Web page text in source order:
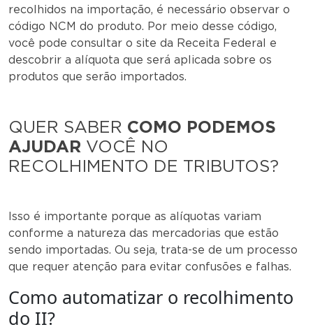
recolhidos na importação, é necessário observar o
código NCM do produto. Por meio desse código,
você pode consultar o site da Receita Federal e
descobrir a alíquota que será aplicada sobre os
produtos que serão importados.
QUER SABER COMO PODEMOS
AJUDAR VOCÊ NO
RECOLHIMENTO DE TRIBUTOS?
Isso é importante porque as alíquotas variam
conforme a natureza das mercadorias que estão
sendo importadas. Ou seja, trata-se de um processo
que requer atenção para evitar confusões e falhas.
Como automatizar o recolhimento
do II?